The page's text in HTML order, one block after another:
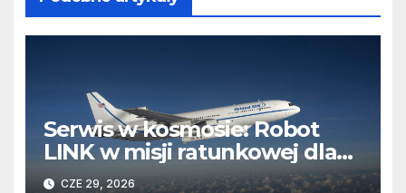
Serwis w kosmosie: Robot
LINK w misji ratunkowej dla
obserwatorium Swift
CZE 29, 2026